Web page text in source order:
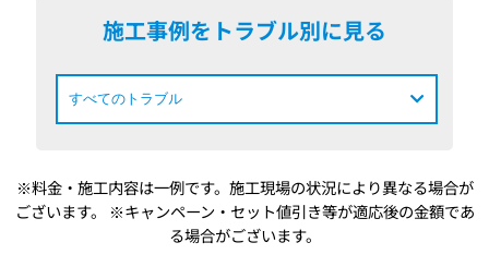
施工事例をトラブル別に見る
※料金・施工内容は一例です。施工現場の状況により異なる場合が
ございます。
※キャンペーン・セット値引き等が適応後の金額であ
る場合がございます。